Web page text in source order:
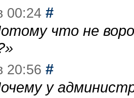
00:24 #
что не
»
20:56 #
у